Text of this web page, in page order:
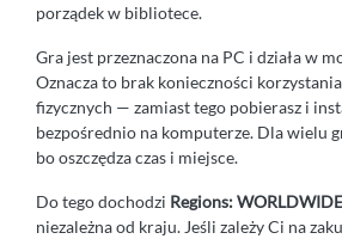
porządek w bibliotece.
Gra jest przeznaczona na PC i działa w
Oznacza to brak konieczności
fizycznych — zamiast tego pobierasz i
bezpośrednio na komputerze. Dla wielu
bo oszczędza czas i miejsce.
Do tego dochodzi Regions: WORLDWIDE
niezależna od kraju. Jeśli zależy Ci na